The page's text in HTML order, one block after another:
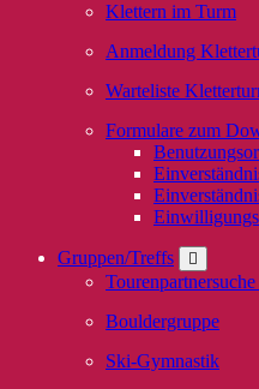
Klettern im Turm
Anmeldung
Warteliste
Formulare zum
Gruppen/Treffs
Bouldergruppe
Ski-Gymnastik